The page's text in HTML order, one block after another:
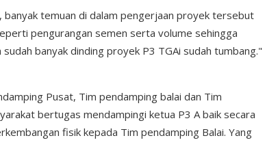
banyak temuan di dalam pengerjaan proyek tersebut
pengurangan semen serta volume sehingga
banyak dinding proyek P3 TGAi sudah tumbang."
Pusat, Tim pendamping balai dan Tim
bertugas mendampingi ketua P3 A baik secara
fisik kepada Tim pendamping Balai. Yang